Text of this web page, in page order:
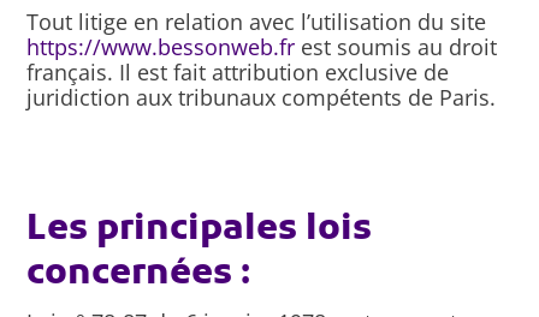
Tout litige en relation avec l’utilisation du site
https://www.bessonweb.fr est soumis au droit
français. Il est fait attribution exclusive de
juridiction aux tribunaux compétents de Paris.
Les principales lois
concernées :